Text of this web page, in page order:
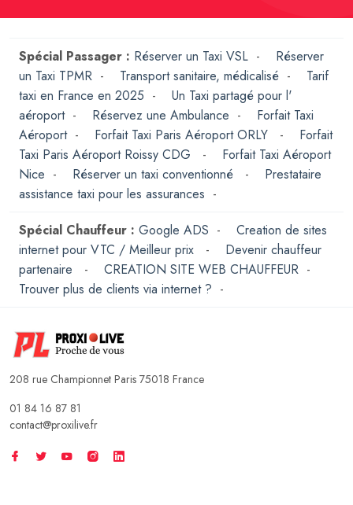
Spécial Passager : Réserver un Taxi VSL - Réserver
un Taxi TPMR - Transport sanitaire, médicalisé - Tarif
taxi en France en 2025 - Un Taxi partagé pour l'
aéroport- Réservez une Ambulance - Forfait Taxi
Aéroport- Forfait Taxi Paris Aéroport ORLY - Forfait
Taxi Paris Aéroport Roissy CDG
- Forfait Taxi Aéroport
Nice - Réserver un taxi conventionné - Prestataire
assistance taxi pour les assurances -
Spécial Chauffeur : Google ADS - Creation de sites
internet pour VTC / Meilleur prix
- Devenir chauffeur
partenaire
- CREATION SITE WEB CHAUFFEUR -
Trouver plus de clients via internet ? -
208 rue Championnet Paris 75018 France
01 84 16 87 81
contact@proxilive.fr